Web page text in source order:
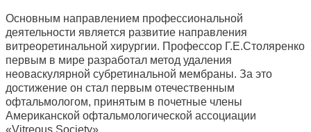
Основным направлением профессиональной
деятельности является развитие направления
витреоретинальной хирургии. Профессор Г.Е.Столяренко
первым в мире разработал метод удаления
неоваскулярной субретинальной мембраны. За это
достижение он стал первым отечественным
офтальмологом, принятым в почетные члены
Американской офтальмологической ассоциации
«Vitreous Society».